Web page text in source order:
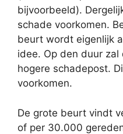
bijvoorbeeld).
schade voorkomen.
beurt wordt eigenlijk
idee. Op den duur
hogere schadepost.
voorkomen.
De grote beurt vindt
of per 30.000